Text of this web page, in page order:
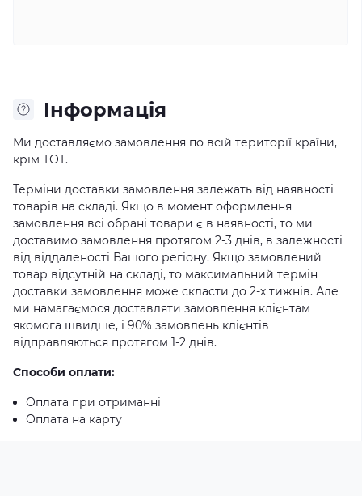
Iнформація
Ми доставляємо замовлення по всій території країни,
крім ТОТ.
Терміни доставки замовлення залежать від наявності
товарів на складі. Якщо в момент оформлення
замовлення всі обрані товари є в наявності, то ми
доставимо замовлення протягом 2-3 днів, в залежності
від віддаленості Вашого регіону. Якщо замовлений
товар відсутній на складі, то максимальний термін
доставки замовлення може скласти до 2-х тижнів. Але
ми намагаємося доставляти замовлення клієнтам
якомога швидше, і 90% замовлень клієнтів
відправляються протягом 1-2 днів.
Способи оплати:
Оплата при отриманні
Оплата на карту